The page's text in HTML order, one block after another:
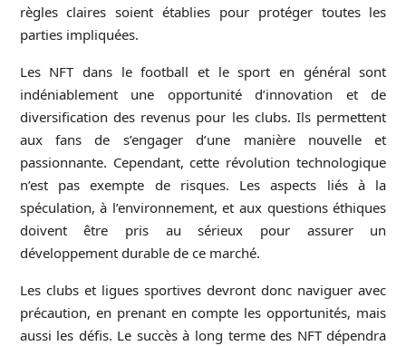
règles claires soient établies pour protéger toutes les
parties impliquées.
Les NFT dans le football et le sport en général sont
indéniablement une opportunité d’innovation et de
diversification des revenus pour les clubs. Ils permettent
aux fans de s’engager d’une manière nouvelle et
passionnante. Cependant, cette révolution technologique
n’est pas exempte de risques. Les aspects liés à la
spéculation, à l’environnement, et aux questions éthiques
doivent être pris au sérieux pour assurer un
développement durable de ce marché.
Les clubset ligues sportives devront donc naviguer avec
précaution, en prenant en compte les opportunités, mais
aussi les défis. Le succès à long terme des NFT dépendra